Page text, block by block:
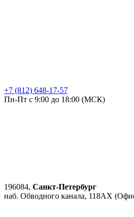
+7 (812) 648-17-57
Пн-Пт с 9:00 до 18:00 (МСК)
196084, Санкт-Петербург
наб. Обводного канала, 118АХ